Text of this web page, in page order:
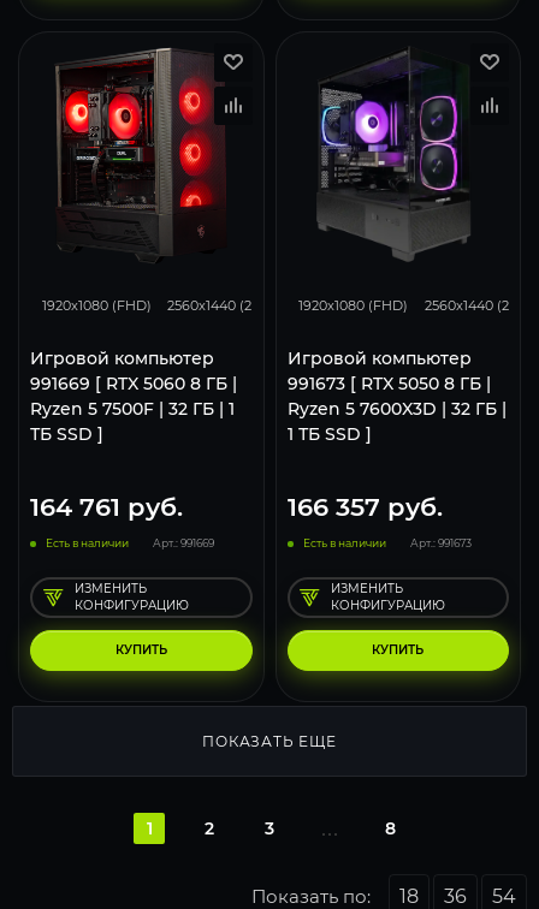
1920x1080 (FHD) 2560x1440 (2K) 3840x2160 (4K)
Игровой компьютер
991669 [ RTX 5060 8 ГБ |
Ryzen 5 7500F | 32 ГБ | 1
ТБ SSD ]
164 761 руб.
Есть в наличии Арт.: 991669
КУПИТЬ
ИЗМЕНИТЬ
КОНФИГУРАЦИЮ
1920x1080 (FHD) 2560x1440 (2K)
Игровой компьютер
991673 [ RTX 5050 8 ГБ |
Ryzen 5 7600X3D | 32 ГБ |
1 ТБ SSD ]
166 357 руб.
Есть в наличии Арт.: 991673
КУПИТЬ
ИЗМЕНИТЬ
КОНФИГУРАЦИЮ
ПОКАЗАТЬ ЕЩЕ
1 2 3 8
Показать по: 18 36 54